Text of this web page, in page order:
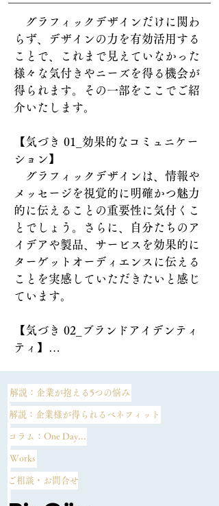
qabiliyyətinizi məhdudlaşdıra və
bazarda üstünlük əldə etməyinizə
mane ola bilər.
[04_Vaxt və resurs məhdudiyyətlərini
yoxlayın]
Qrafik dizayn vaxt, təcrübə və xüsusi
lazımi resursları yoxdur və ya qrafik
dizaynların yaradılmasına kifayət
qədər vaxt və diqqət ayırmağı
çətinləşdirən sıx son tarixləri varmı?
Həmçinin, heç yaxşı ideyanız olub,
lakin onu formalaşdıra bilməmiş,
fürsəti əldən vermisiniz?
[Yoxlayın 05_Effektiv ünsiyyətin
olmaması]
ünsiyyətə səbəb ola bilər və nəzərdə
tutulan mesajı aydın şəkildə çatdıra
insanların fikirlərini, məhsullarını və
ya xidmətlərini vizual olaraq cəlbedici
və asan başa düşülən şəkildə
çatdırmaqda çətinlik çəkdiyini tez-tez
eşidirik.
Burada sadaladığım beş məqam
şirkətləri ən çox narahat edən
​　グラフィックデザインだけに関わ
らず、デザインの力を有効活用する
ことで、これまで見えていなかった
様々な気付きやニーズを得る機会が
得られます。その一部をここでご紹
介いたします。
【​気づき 01_効果的なコミュニケー
ション】
グラフィックデザインは、情報や
メッセージを視覚的に明確かつ魅力
的に伝えることの重要性に気付くこ
とでしょう。さらに、自分たちのア
イデアや製品、サービスを効果的に
ターゲットオーディエンスに伝える
ことを実感していただきたいと感じ
ています。
【気づき 02_ブランドアイデンティ
ティ】
ブランドアイデンティティを確立し
維持するのに重要な役割を果たして
いることは十分理解されていること
と思います。ロゴ、カラースキー
ム、タイポグラフィ、視覚的要素を
作成することで、企業様のブランド
が表現されます。一貫した視覚的な
ブランディングは、顧客の認識、信
解説：企業が抱える5つの悩み
解説：企業様が得られるベネフィット
コラム：One Day...
Works
ご相談・お問合せ